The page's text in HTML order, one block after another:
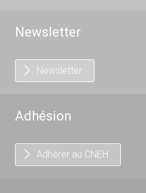
Newsletter
Newsletter
Adhésion
Adhérer au CNEH